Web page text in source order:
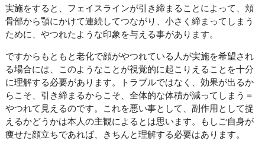
実施をすると、フェイスラインが引き締まることによって、頬
骨部から顎にかけて連続してつながり、小さく締まってしまう
ために、やつれたような印象を与える事があります。
ですからもともと老化で顔がやつれている人が実施を希望され
る場合には、このようなことが視覚的に起こりえることを十分
に理解する必要があります。トラブルではなく、効果が出るか
らこそ、引き締まるからこそ、全体的な体積が減ってしまう＝
やつれて見えるのです。これを悪い事として、副作用として捉
えるかどうかは本人の主観によるとは思います。もしご自身が
痩せた顔立ちであれば、きちんと理解する必要はあります。